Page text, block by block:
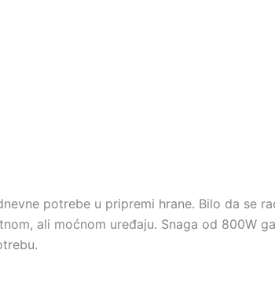
potrebe u pripremi hrane. Bilo da se
ali moćnom uređaju. Snaga od 800W